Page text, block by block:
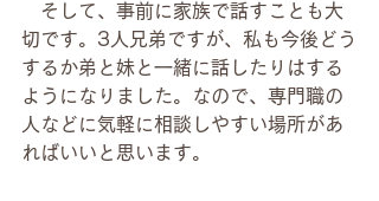
そして、事前に家族で話すことも大
切です。3人兄弟ですが、私も今後どう
するか弟と妹と一緒に話したりはする
ようになりました。なので、専門職の
人などに気軽に相談しやすい場所があ
ればいいと思います。